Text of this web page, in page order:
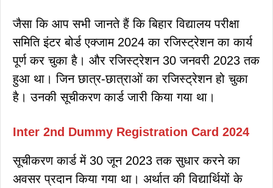
जैसा कि आप सभी जानते हैं कि बिहार विद्यालय परीक्षा
समिति इंटर बोर्ड एक्जाम 2024 का रजिस्ट्रेशन का कार्य
पूर्ण कर चुका है। और रजिस्ट्रेशन 30 जनवरी 2023 तक
हुआ था। जिन छात्र-छात्राओं का रजिस्ट्रेशन हो चुका
है। उनकी सूचीकरण कार्ड जारी किया गया था।
Inter 2nd Dummy Registration Card 2024
सूचीकरण कार्ड में 30 जून 2023 तक सुधार करने का
अवसर प्रदान किया गया था। अर्थात की विद्यार्थियों के